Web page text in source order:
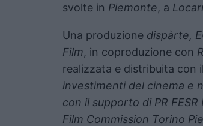
svolte in Piemonte, a
Una produzione dispàrte,
Film, in coproduzione con
realizzata e distribuita con
investimenti del cinema e
con il supporto di PR
Film Commission Torino